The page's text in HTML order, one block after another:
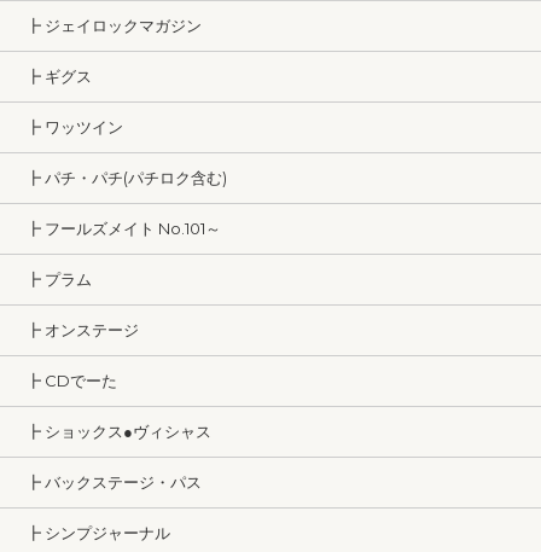
┣ ジェイロックマガジン
┣ ギグス
┣ ワッツイン
┣ パチ・パチ(パチロク含む)
┣ フールズメイト No.101～
┣ プラム
┣ オンステージ
┣ CDでーた
┣ ショックス●ヴィシャス
┣ バックステージ・パス
┣ シンプジャーナル